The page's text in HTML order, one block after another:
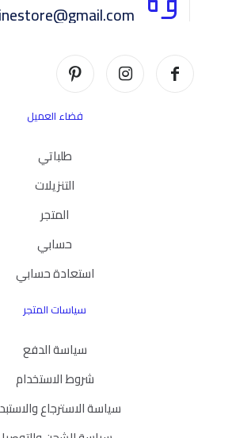
فضاء العميل
طلباتي
التنزيلات
المتجر
حسابي
استعادة حسابي
سياسات المتجر
سياسة الدفع
شروط الاستخدام
سياسة الاسترجاع